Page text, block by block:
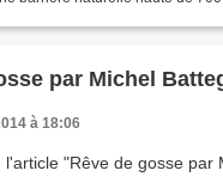
par Michel
à 18:06